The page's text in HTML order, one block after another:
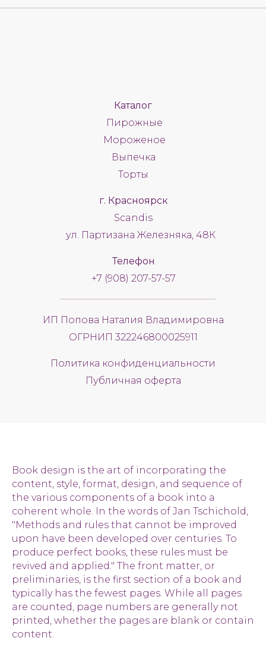
Каталог
Торты
Пирожные
Мороженое
Выпечка
+7 (908) 207-57-57
Телефон
г. Красноярск
Scandis
ул. Партизана Железняка, 48К
Политика конфиденциальности
Публичная оферта
ИП Попова Наталия Владимировна
ОГРНИП 322246800025911
Book design is the art of incorporating the
content, style, format, design, and sequence of
the various components of a book into a
coherent whole. In the words of Jan Tschichold,
"Methods and rules that cannot be improved
upon have been developed over centuries. To
produce perfect books, these rules must be
revived and applied." The front matter, or
preliminaries, is the first section of a book and
typically has the fewest pages. While all pages
are counted, page numbers are generally not
printed, whether the pages are blank or contain
content.